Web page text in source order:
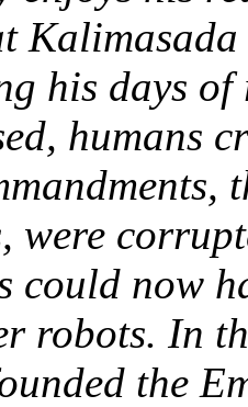
his days
humans
were
could now
robots. In
the